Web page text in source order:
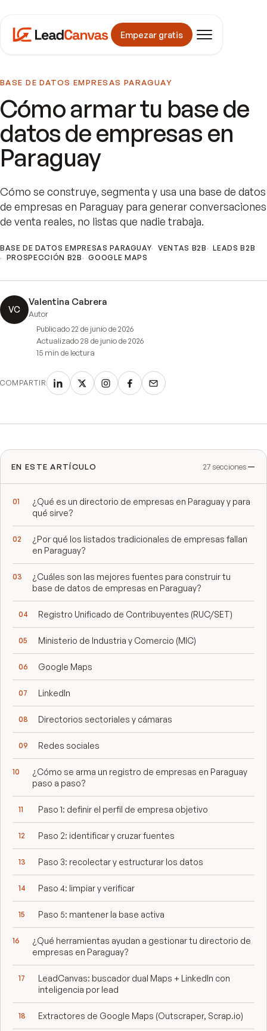
Empezar gratis
BASE DE DATOS EMPRESAS PARAGUAY
Cómo armar tu base de
datos de empresas en
Paraguay
Cómo se construye, segmenta y usa una base de datos
de empresas en Paraguay para generar conversaciones
de venta reales, no listas que nadie trabaja.
BASE DE DATOS EMPRESAS PARAGUAY VENTAS B2B
LEADS B2B
PROSPECCIÓN B2B
GOOGLE MAPS
VC
Valentina Cabrera
Autor
Publicado22 de junio de 2026
Actualizado28 de junio de 2026
15 min de lectura
COMPARTIR
EN ESTE ARTÍCULO 27 secciones
¿Qué es un directorio de empresas en Paraguay y para
qué sirve?
¿Por qué los listados tradicionales de empresas fallan
en Paraguay?
¿Cuáles son las mejores fuentes para construir tu
base de datos de empresas en Paraguay?
Registro Unificado de Contribuyentes (RUC/SET)
Ministerio de Industria y Comercio (MIC)
Google Maps
LinkedIn
Directorios sectoriales y cámaras
Redes sociales
¿Cómo se arma un registro de empresas en Paraguay
paso a paso?
Paso 1: definir el perfil de empresa objetivo
Paso 2: identificar y cruzar fuentes
Paso 3: recolectar y estructurar los datos
Paso 4: limpiar y verificar
Paso 5: mantener la base activa
¿Qué herramientas ayudan a gestionar tu directorio de
empresas en Paraguay?
LeadCanvas: buscador dual Maps + LinkedIn con
inteligencia por lead
Extractores de Google Maps (Outscraper, Scrap.io)